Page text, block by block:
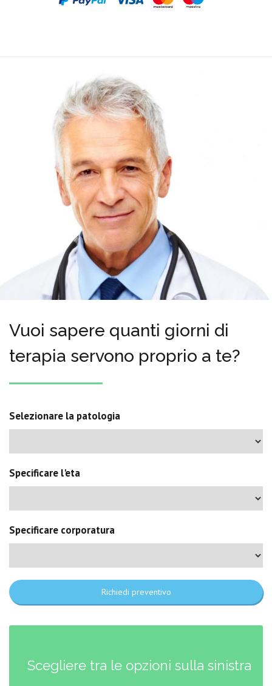
Vuoi sapere quanti giorni di
terapia servono proprio a te?
Selezionare la patologia
Specificare l'eta
Specificare corporatura
Richiedi preventivo
Scegliere tra le opzioni sulla sinistra